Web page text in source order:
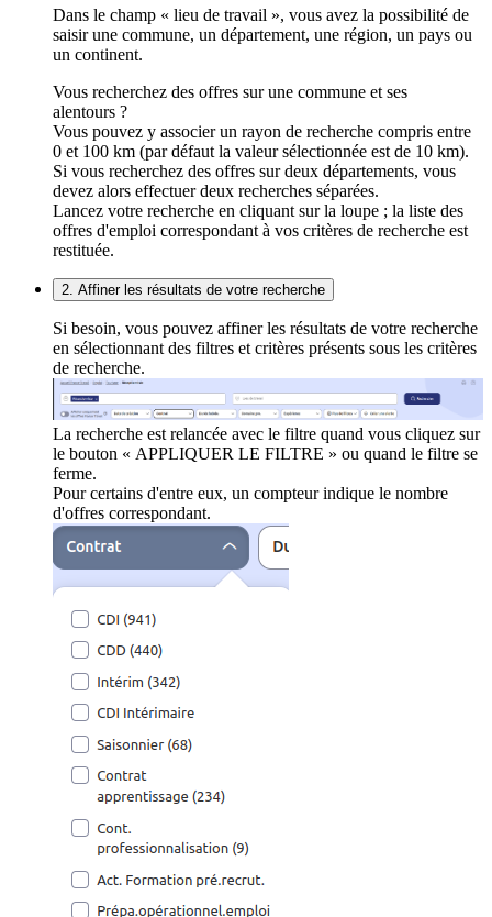
Dans le champ « lieu de travail », vous avez la possibilité de
saisir une commune, un département, une région, un pays ou
un continent.
Vous recherchez des offres sur une commune et ses
alentours ?
Vous pouvez y associer un rayon de recherche compris entre
0 et 100 km (par défaut la valeur sélectionnée est de 10 km).
Si vous recherchez des offres sur deux départements, vous
devez alors effectuer deux recherches séparées.
Lancez votre recherche en cliquant sur la loupe ; la liste des
offres d'emploi correspondant à vos critères de recherche est
restituée.
2. Affiner les résultats de votre recherche
Si besoin, vous pouvez affiner les résultats de votre recherche
en sélectionnant des filtres et critères présents sous les critères
de recherche.
La recherche est relancée avec le filtre quand vous cliquez sur
le bouton « APPLIQUER LE FILTRE » ou quand le filtre se
ferme.
Pour certains d'entre eux, un compteur indique le nombre
d'offres correspondant.